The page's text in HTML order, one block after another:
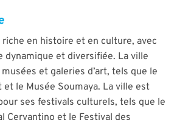
en histoire et en culture, avec
dynamique et diversifiée. La ville
et galeries d’art, tels que le
et le Musée Soumaya. La ville est
ses festivals culturels, tels que le
Cervantino et le Festival des